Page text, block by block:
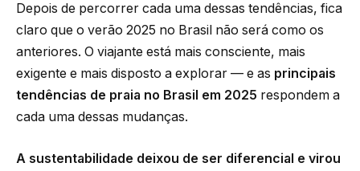
Depois de percorrer cada uma dessas tendências, fica
claro que o verão 2025 no Brasil não será como os
anteriores. O viajante está mais consciente, mais
exigente e mais disposto a explorar — e as principais
tendências de praia no Brasil em 2025 respondem a
cada uma dessas mudanças.
A sustentabilidade deixou de ser diferencial e virou